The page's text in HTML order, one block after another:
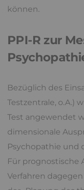
können.
PPI-R zur
Bezüglich des
Testzentrale, o.A.)
Test angewendet
dimensionale
Psychopathie und
Für prognostische
Verfahren